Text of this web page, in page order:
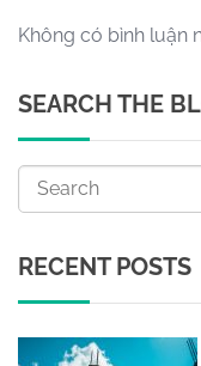
Không có bình luận
SEARCH THE
RECENT POSTS